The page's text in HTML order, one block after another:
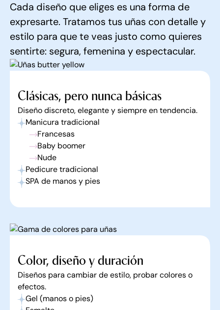
Cada diseño que eliges es una forma de
expresarte. Tratamos tus uñas con detalle y
estilo para que te veas justo como quieres
sentirte: segura, femenina y espectacular.
Clásicas, pero nunca básicas
Diseño discreto, elegante y siempre en tendencia.
Manicura tradicional
Francesas
Baby boomer
Nude
Pedicure tradicional
SPA de manos y pies
Color, diseño y duración
Diseños para cambiar de estilo, probar colores o
efectos.
Gel (manos o pies)